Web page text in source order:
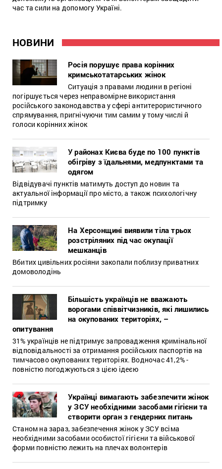
час та сили на допомогу Україні.
НОВИНИ
Росія порушує права корінних
кримськотатарських жінок
Cитуація з правами людини в регіоні
погіршується через неправомірне використання
російського законодавства у сфері антитерористичного
спрямування, пригнічуючи тим самим у тому числі й
голоси корінних жінок
У районах Києва буде по 100 пунктів
обігріву з їдальнями, медпунктами та
одягом
Відвідувачі пунктів матимуть доступ до новин та
актуальної інформації про місто, а також психологічну
підтримку
На Херсонщині виявили тіла трьох
розстріляних під час окупації
мешканців
Вбитих цивільних росіяни закопали поблизу приватних
домоволодінь
Більшість українців не вважають
ворогами співвітчизників, які лишились
на окупованих територіях, –
опитування
31% українців не підтримує запровадження кримінальної
відповідальності за отримання російських паспортів на
тимчасово окупованих територіях. Водночас 41,2% -
повністю погоджуються з цією ідеєю
Українці вимагають забезпечити жінок
у ЗСУ необхідними засобами гігієни та
створити орган з гендерних питань
Станом на зараз, забезпечення жінок у ЗСУ всіма
необхідними засобами особистої гігієни та військової
форми повністю лежить на плечах волонтерів